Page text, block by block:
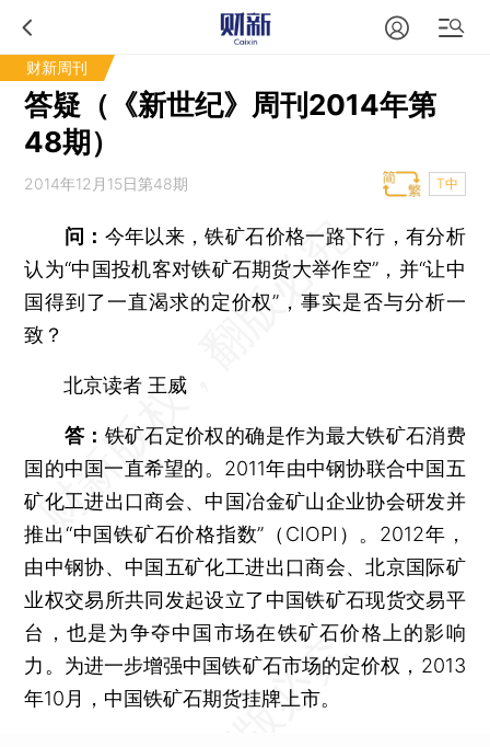
财新周刊
答疑（《新世纪》周刊2014年第
48期）
2014年12月15日第48期 T中
问： 今年以来，铁矿石价格一路下行，有分析
认为“中国投机客对铁矿石期货大举作空”，并“让中
国得到了一直渴求的定价权”，事实是否与分析一
致？
北京读者 王威
答： 铁矿石定价权的确是作为最大铁矿石消费
国的中国一直希望的。2011年由中钢协联合中国五
矿化工进出口商会、中国冶金矿山企业协会研发并
推出“中国铁矿石价格指数”（CIOPI）。2012年，
由中钢协、中国五矿化工进出口商会、北京国际矿
业权交易所共同发起设立了中国铁矿石现货交易平
台，也是为争夺中国市场在铁矿石价格上的影响
力。为进一步增强中国铁矿石市场的定价权，2013
年10月，中国铁矿石期货挂牌上市。